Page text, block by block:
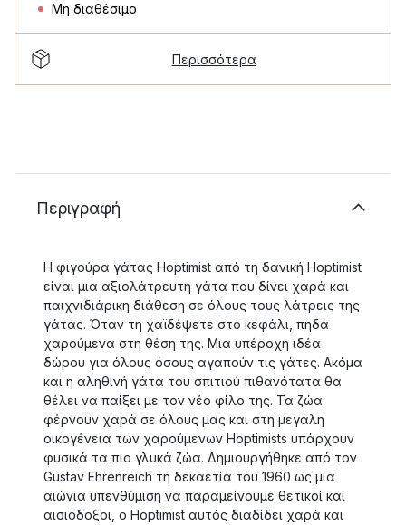
Μη διαθέσιμο
Περισσότερα
Περιγραφή
Η φιγούρα γάτας Hoptimist από τη δανική Hoptimist
είναι μια αξιολάτρευτη γάτα που δίνει χαρά και
παιχνιδιάρικη διάθεση σε όλους τους λάτρεις της
γάτας. Όταν τη χαϊδέψετε στο κεφάλι, πηδά
χαρούμενα στη θέση της. Μια υπέροχη ιδέα
δώρου για όλους όσους αγαπούν τις γάτες. Ακόμα
και η αληθινή γάτα του σπιτιού πιθανότατα θα
θέλει να παίξει με τον νέο φίλο της. Τα ζώα
φέρνουν χαρά σε όλους μας και στη μεγάλη
οικογένεια των χαρούμενων Hoptimists υπάρχουν
φυσικά τα πιο γλυκά ζώα. Δημιουργήθηκε από τον
Gustav Ehrenreich τη δεκαετία του 1960 ως μια
αιώνια υπενθύμιση να παραμείνουμε θετικοί και
αισιόδοξοι, ο Hoptimist αυτός διαδίδει χαρά και